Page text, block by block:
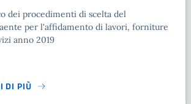
dei procedimenti di scelta del
per l'affidamento di lavori, forniture
anno 2019
DI PIÙ